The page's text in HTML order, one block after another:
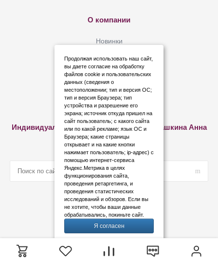
О компании
Новинки
Где купить?
Политика конфиденциальности
Дипломы и сертификаты
Индивидуальный предприниматель Семашкина Анна
Александровна
Продолжая использовать наш сайт,
вы даете согласие на обработку
файлов cookie и пользовательских
данных (сведения о
местоположении; тип и версия ОС;
тип и версия Браузера; тип
устройства и разрешение его
экрана; источник откуда пришел на
сайт пользователь; с какого сайта
или по какой рекламе; язык ОС и
Браузера; какие страницы
открывает и на какие кнопки
нажимает пользователь; ip-адрес) с
помощью интернет-сервиса
Яндекс.Метрика в целях
функционирования сайта,
проведения ретаргетинга, и
проведения статистических
исследований и обзоров. Если вы
не хотите, чтобы ваши данные
обрабатывались, покиньте сайт.
Я согласен